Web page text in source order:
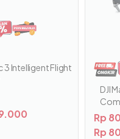
3 Intelligent Flight
DJI
Rp
Rp
Pilihan
di